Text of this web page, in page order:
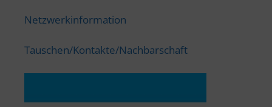
Netzwerkinformation
Tauschen/Kontakte/Nachbarschaft